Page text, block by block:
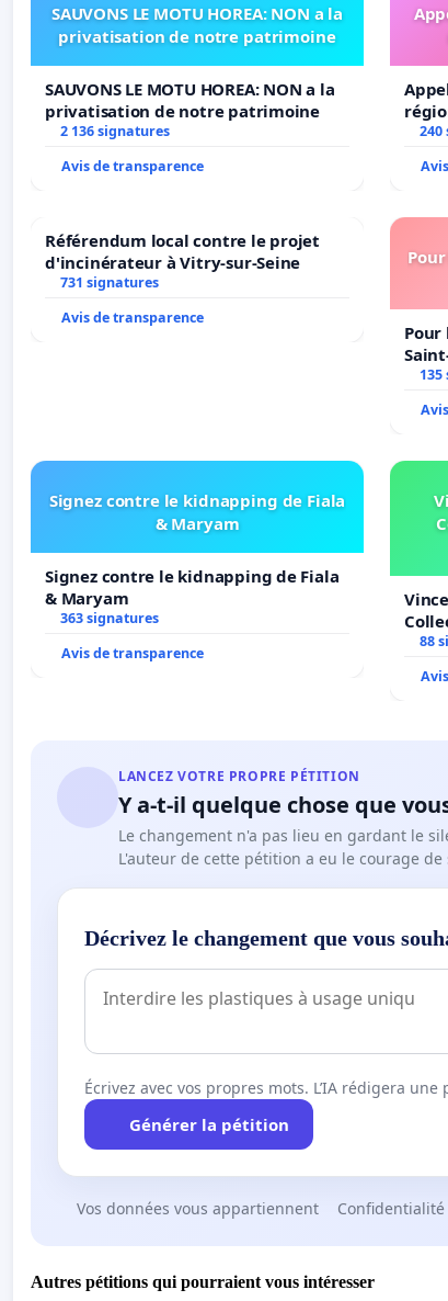
SAUVONS LE MOTU HOREA: NON a la
privatisation de notre patrimoine
SAUVONS LE MOTU HOREA: NON a la
privatisation de notre patrimoine
2 136 signatures
Avis de transparence
240
Référendum local contre le projet
d'incinérateur à Vitry-sur-Seine
731 signatures
Avis de transparence
Signez contre le kidnapping de Fiala
& Maryam
Signez contre le kidnapping de Fiala
& Maryam
363 signatures
Avis de transparence
Veil
88
LANCEZ VOTRE PROPRE PÉTITION
Y a-t-il quelque chose que
Le changement n'a pas lieu en gardant le
L'auteur de cette pétition a eu le courage
Décrivez le changement que vous
Écrivez avec vos propres mots. L’IA rédigera
Générer la pétition
Vos données vous appartiennent
Autres pétitions qui pourraient vous intéresser